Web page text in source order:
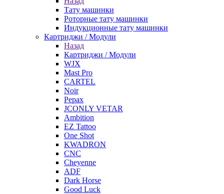
Тату машинки
Роторные тату машинки
Индукционные тату машинки
Картриджи / Модули
Назад
Картриджи / Модули
WJX
Mast Pro
CARTEL
Noir
Pepax
JCONLY VETAR
Ambition
EZ Tattoo
One Shot
KWADRON
CNC
Cheyenne
ADF
Dark Horse
Good Luck